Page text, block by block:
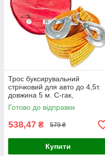
Трос буксирувальний
стрічковий для авто до 4,5т.
довжина 5 м. С-гак,
оранжевий CarLife TR705
Готово до відправки
538,47 ₴ 579 ₴
Купити